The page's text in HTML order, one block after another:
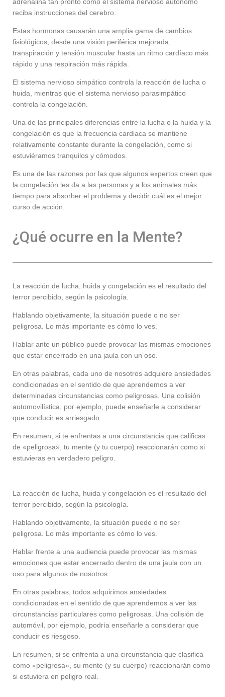
adrenalina tan pronto como el sistema nervioso autónomo
reciba instrucciones del cerebro.
Estas hormonas causarán una amplia gama de cambios
fisiológicos, desde una visión periférica mejorada,
transpiración y tensión muscular hasta un ritmo cardíaco más
rápido y una respiración más rápida.
El sistema nervioso simpático controla la reacción de lucha o
huida, mientras que el sistema nervioso parasimpático
controla la congelación.
Una de las principales diferencias entre la lucha o la huida y la
congelación es que la frecuencia cardiaca se mantiene
relativamente constante durante la congelación, como si
estuviéramos tranquilos y cómodos.
Es una de las razones por las que algunos expertos creen que
la congelación les da a las personas y a los animales más
tiempo para absorber el problema y decidir cuál es el mejor
curso de acción.
¿Qué ocurre en la Mente?
La reacción de lucha, huida y congelación es el resultado del
terror percibido, según la psicología.
Hablando objetivamente, la situación puede o no ser
peligrosa. Lo más importante es cómo lo ves.
Hablar ante un público puede provocar las mismas emociones
que estar encerrado en una jaula con un oso.
En otras palabras, cada uno de nosotros adquiere ansiedades
condicionadas en el sentido de que aprendemos a ver
determinadas circunstancias como peligrosas. Una colisión
automovilística, por ejemplo, puede enseñarle a considerar
que conducir es arriesgado.
En resumen, si te enfrentas a una circunstancia que calificas
de «peligrosa», tu mente (y tu cuerpo) reaccionarán como si
estuvieras en verdadero peligro.
La reacción de lucha, huida y congelación es el resultado del
terror percibido, según la psicología.
Hablando objetivamente, la situación puede o no ser
peligrosa. Lo más importante es cómo lo ves.
Hablar frente a una audiencia puede provocar las mismas
emociones que estar encerrado dentro de una jaula con un
oso para algunos de nosotros.
En otras palabras, todos adquirimos ansiedades
condicionadas en el sentido de que aprendemos a ver las
circunstancias particulares como peligrosas. Una colisión de
automóvil, por ejemplo, podría enseñarle a considerar que
conducir es riesgoso.
En resumen, si se enfrenta a una circunstancia que clasifica
como «peligrosa», su mente (y su cuerpo) reaccionarán como
si estuviera en peligro real.